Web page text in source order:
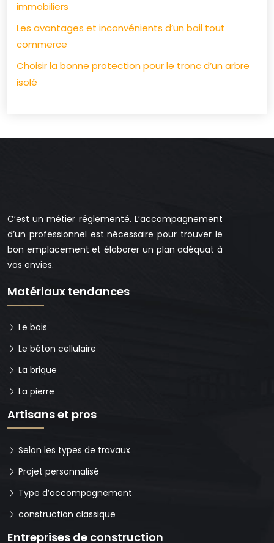
immobiliers
Les avantages et inconvénients d’un bail tout
commerce
Choisir la bonne protection pour le tronc d’un arbre
isolé
C’est un métier réglementé. L’accompagnement
d’un professionnel est nécessaire pour trouver le
bon emplacement et élaborer un plan adéquat à
vos envies.
Matériaux tendances
Le bois
Le béton cellulaire
La brique
La pierre
Artisans et pros
Selon les types de travaux
Projet personnalisé
Type d’accompagnement
construction classique
Entreprises de construction